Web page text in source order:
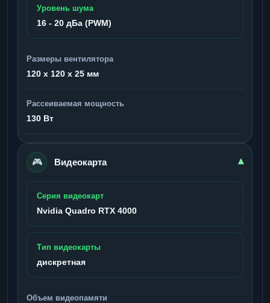
Уровень шума
16 - 20 дБа (PWM)
Размеры вентилятора
120 x 120 x 25 мм
Рассеиваемая мощность
130 Вт
🎮 Видеокарта ▾
Серия видеокарт
Nvidia Quadro RTX 4000
Тип видеокарты
дискретная
Объем видеопамяти